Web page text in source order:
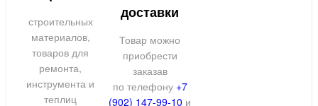
строительных
материалов,
товаров для
ремонта,
инструмента и
теплиц
доставки
Товар можно
приобрести
заказав
по телефону +7
(902) 147-99-10 и